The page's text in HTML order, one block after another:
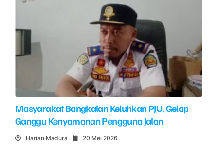
Masyarakat Bangkalan Keluhkan PJU, Gelap
Ganggu Kenyamanan Pengguna Jalan
Harian Madura 20 Mei 2026